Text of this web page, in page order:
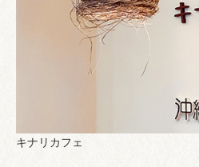
キナリカフェ